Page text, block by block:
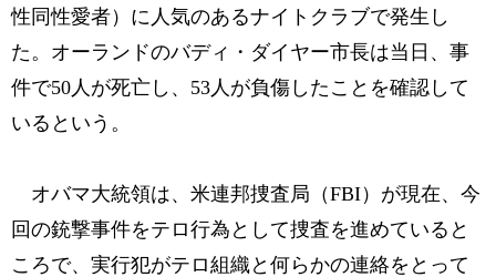
性同性愛者）に人気のあるナイトクラブで発生し
た。オーランドのバディ・ダイヤー市長は当日、事
件で50人が死亡し、53人が負傷したことを確認して
いるという。
オバマ大統領は、米連邦捜査局（FBI）が現在、今
回の銃撃事件をテロ行為として捜査を進めていると
ころで、実行犯がテロ組織と何らかの連絡をとって